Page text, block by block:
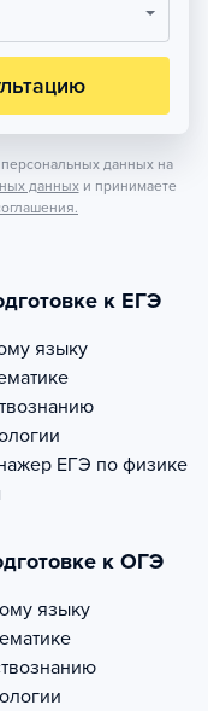
данных на
данных и принимаете
к ЕГЭ
языку
ЕГЭ по физике
к ОГЭ
языку